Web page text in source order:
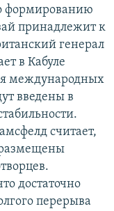
формированию
принадлежит к
генерал
в Кабуле
международных
введены в
считает,
достаточно
перерыва